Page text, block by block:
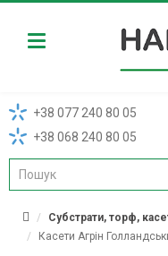
Harvest
+38 077 240 80 05
+38 068 240 80 05
Субстрати, торф,
Касети Агрін